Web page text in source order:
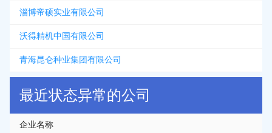
淄博帝硕实业有限公司
沃得精机中国有限公司
青海昆仑种业集团有限公司
最近状态异常的公司
企业名称